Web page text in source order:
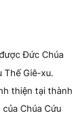
Đức Chúa
Thế Giê-xu.
thiện tại thành
Chúa Cứu